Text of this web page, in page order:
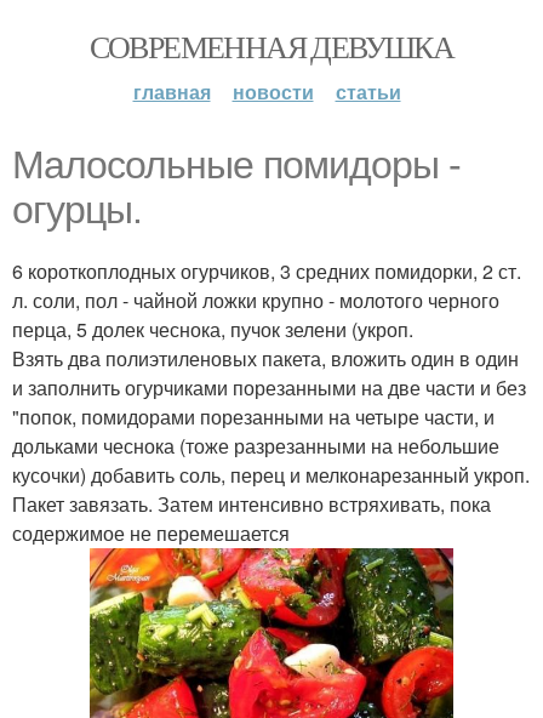
СОВРЕМЕННАЯ ДЕВУШКА
главная новости статьи
Малосольные помидоры -
огурцы.
6 короткоплодных огурчиков, 3 средних помидорки, 2 ст.
л. соли, пол - чайной ложки крупно - молотого черного
перца, 5 долек чеснока, пучок зелени (укроп.
Взять два полиэтиленовых пакета, вложить один в один
и заполнить огурчиками порезанными на две части и без
"попок, помидорами порезанными на четыре части, и
дольками чеснока (тоже разрезанными на небольшие
кусочки) добавить соль, перец и мелконарезанный укроп.
Пакет завязать. Затем интенсивно встряхивать, пока
содержимое не перемешается